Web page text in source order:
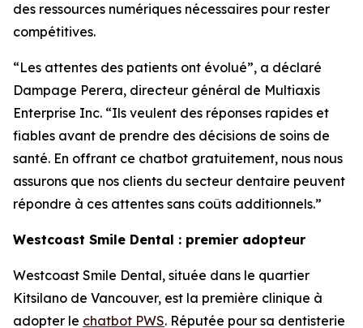
des ressources numériques nécessaires pour rester
compétitives.
“Les attentes des patients ont évolué”, a déclaré
Dampage Perera, directeur général de Multiaxis
Enterprise Inc. “Ils veulent des réponses rapides et
fiables avant de prendre des décisions de soins de
santé. En offrant ce chatbot gratuitement, nous nous
assurons que nos clients du secteur dentaire peuvent
répondre à ces attentes sans coûts additionnels.”
Westcoast Smile Dental : premier adopteur
Westcoast Smile Dental, située dans le quartier
Kitsilano de Vancouver, est la première clinique à
adopter le chatbot PWS. Réputée pour sa dentisterie